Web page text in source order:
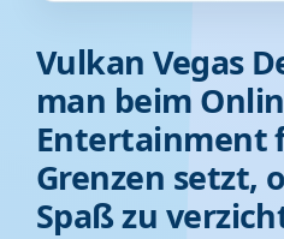
Vulkan Vegas
man beim
Entertainment
Grenzen setzt,
Spaß zu